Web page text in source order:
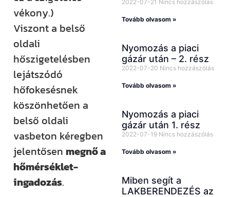
vékony.)
Viszont a belső
oldali
hőszigetelésben
lejátszódó
hőfokesésnek
köszönhetően a
belső oldali
vasbeton kéregben
jelentősen megnő a
hőmérséklet-
ingadozás.
2022-07-21 Nincs hozzászólás
Tovább olvasom »
Nyomozás a piaci
gázár után – 2. rész
2022-07-20 Nincs hozzászólás
Tovább olvasom »
Nyomozás a piaci
gázár után 1. rész
2022-07-19 Nincs hozzászólás
Tovább olvasom »
Miben segít a
LAKBERENDEZÉS az